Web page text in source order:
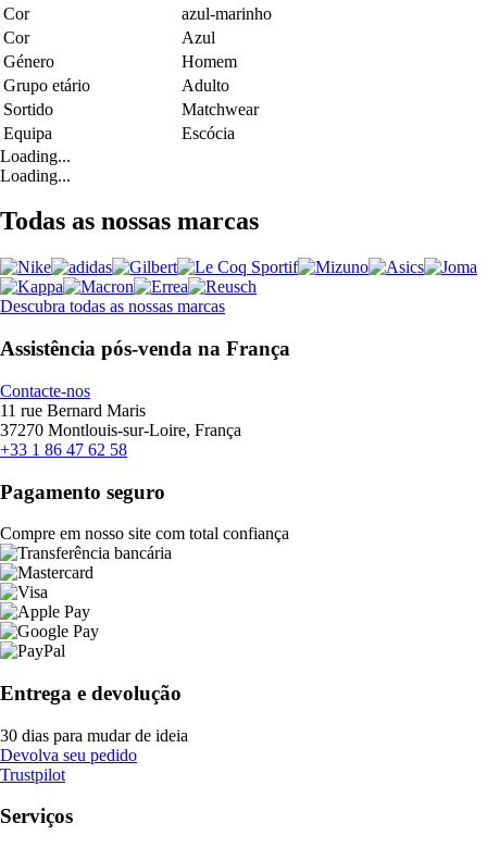
Cor
azul-marinho
Cor
Azul
Género
Homem
Grupo etário
Adulto
Sortido
Matchwear
Equipa
Escócia
Loading...
Loading...
Todas as nossas marcas
Descubra todas as nossas marcas
Assistência pós-venda na França
Contacte-nos
11 rue Bernard Maris
37270 Montlouis-sur-Loire, França
+33 1 86 47 62 58
Pagamento seguro
Compre em nosso site com total confiança
Entrega e devolução
30 dias para mudar de ideia
Devolva seu pedido
Trustpilot
Serviços